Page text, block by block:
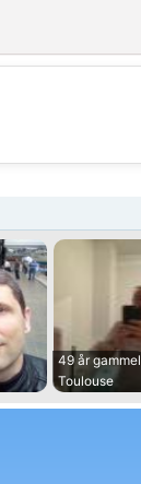
💕
49 år gammel
Toulouse